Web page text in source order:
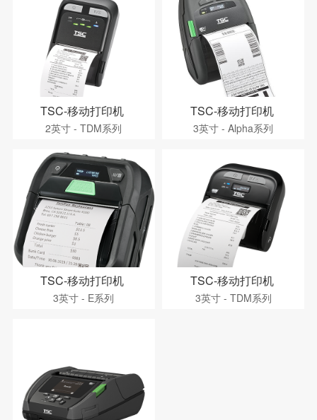
TSC-移动打印机
2英寸 - TDM系列
TSC-移动打印机
3英寸 - Alpha系列
TSC-移动打印机
3英寸 - E系列
TSC-移动打印机
3英寸 - TDM系列